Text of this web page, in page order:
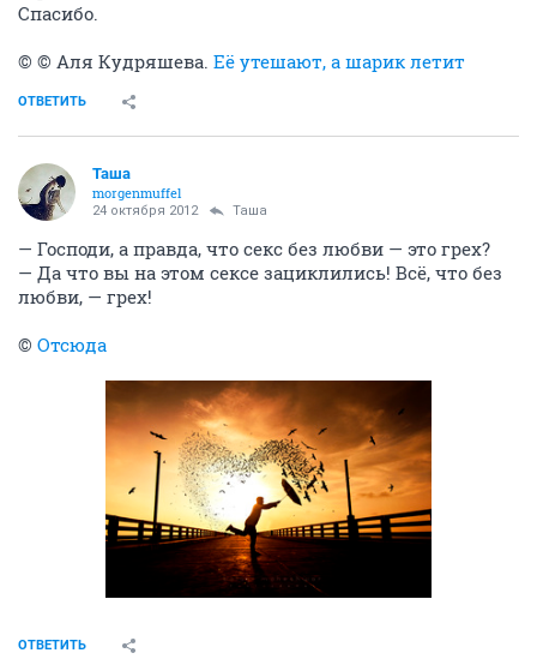
Спасибо.
© © Аля Кудряшева. Её утешают, а шарик летит
ОТВЕТИТЬ
Таша
morgenmuffel
24 октября 2012 Таша
— Господи, а правда, что секс без любви — это грех?
— Да что вы на этом сексе зациклились! Всё, что без
любви, — грех!
© Отсюда
ОТВЕТИТЬ